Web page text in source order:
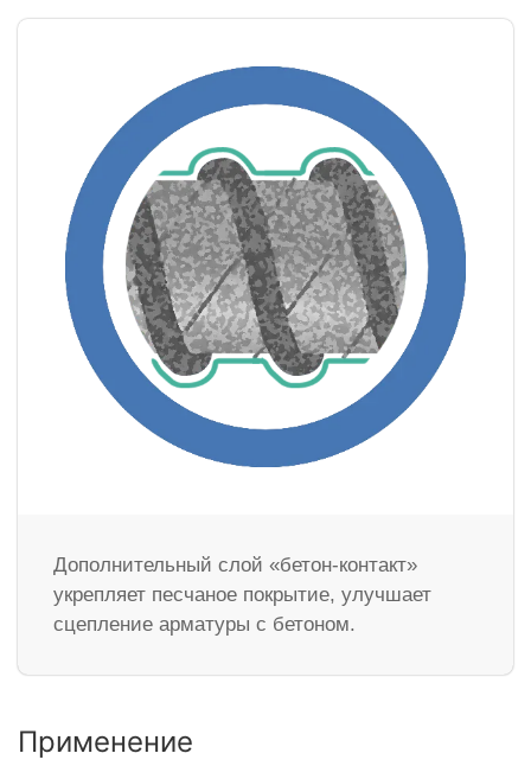
Дополнительный слой «бетон-контакт»
укрепляет песчаное покрытие, улучшает
сцепление арматуры с бетоном.
Применение